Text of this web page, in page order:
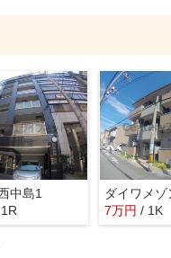
中島1
ダイワメ
7万円 / 1K